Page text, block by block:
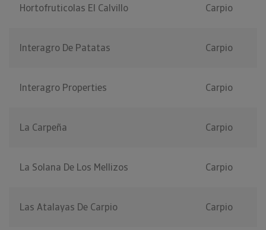
Hortofruticolas El Calvillo Carpio
Interagro De Patatas Carpio
Interagro Properties Carpio
La Carpeña Carpio
La Solana De Los Mellizos Carpio
Las Atalayas De Carpio Carpio